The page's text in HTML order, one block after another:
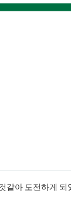
같아 도전하게